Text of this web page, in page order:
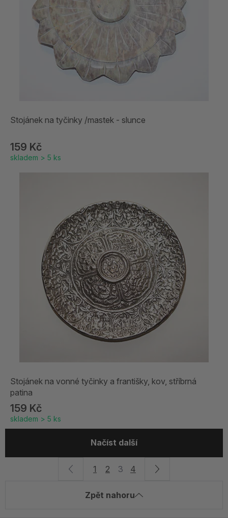
Stojánek na tyčinky /mastek - slunce
159 Kč
skladem > 5 ks
Stojánek na vonné tyčinky a františky, kov, stříbrná
patina
159 Kč
skladem > 5 ks
Zpět nahoru
Načíst další
1 2 3 4